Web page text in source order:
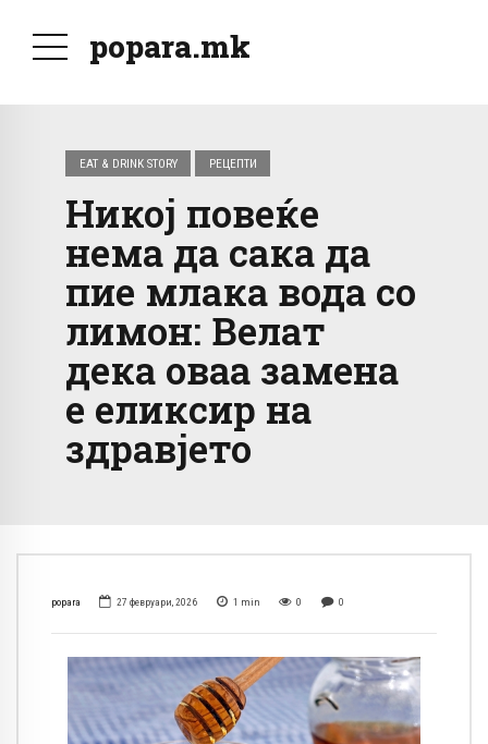
popara.mk
EAT & DRINK STORY РЕЦЕПТИ
Никој повеќе
нема да сака да
пие млака вода со
лимон: Велат
дека оваа замена
е еликсир на
здравјето
popara 27 февруари, 2026 1 min 0 0